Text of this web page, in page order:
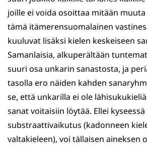
joille ei voida osoittaa mitään
tämä itämerensuomalainen
kuuluvat lisäksi kielen keskeiseen
Samanlaisia, alkuperältään
suuri osa unkarin sanastosta, ja
tasolla ero näiden kahden
se, että unkarilla ei ole
sanat voitaisiin löytää. Ellei
substraattivaikutus (kadonneen
valtakieleen), voi tällaisen aineksen